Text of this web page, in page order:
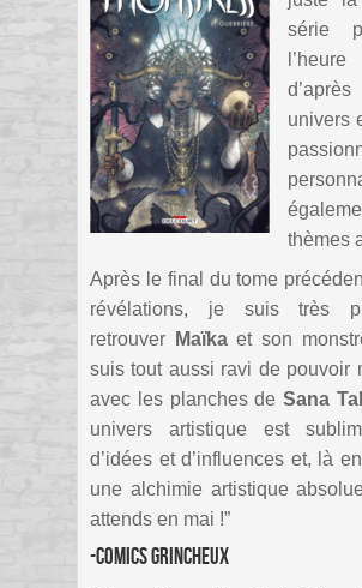
série
univers
thèmes
Après le final du tome
révélations, je suis très
retrouver
Maïkaet son
suis tout aussi ravi de pouvoir
avec les planches deSana
univers artistique est
d’idées et d’influences et, là
une alchimie artistique
attends en mai !”
-Comics Grincheux